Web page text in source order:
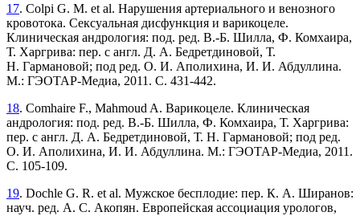
17. Colpi G. M. et al. Нарушения артериального и венозного
кровотока. Сексуальная дисфункция и варикоцеле.
Клиническая андрология: под. ред. В.-Б. Шилла, Ф. Комхаира,
Т. Харгрива: пер. с англ. Д. А. Бедретдиновой, Т.
Н. Гармановой; под ред. О. И. Аполихина, И. И. Абдуллина.
М.: ГЭОТАР-Медиа, 2011. С. 431-442.
18. Comhaire F., Mahmoud A. Варикоцеле. Клиническая
андрология: под. ред. В.-Б. Шилла, Ф. Комхаира, Т. Харгрива:
пер. с англ. Д. А. Бедретдиновой, Т. Н. Гармановой; под ред.
О. И. Аполихина, И. И. Абдуллина. М.: ГЭОТАР-Медиа, 2011.
С. 105-109.
19. Dochle G. R. et al. Мужское бесплодие: пер. К. А. Ширанов:
науч. ред. А. С. Акопян. Европейская ассоциация урологов,